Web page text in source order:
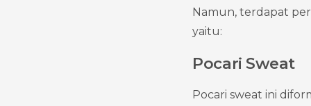
Namun, terdapat
yaitu:
Pocari Sweat
Pocari sweat ini